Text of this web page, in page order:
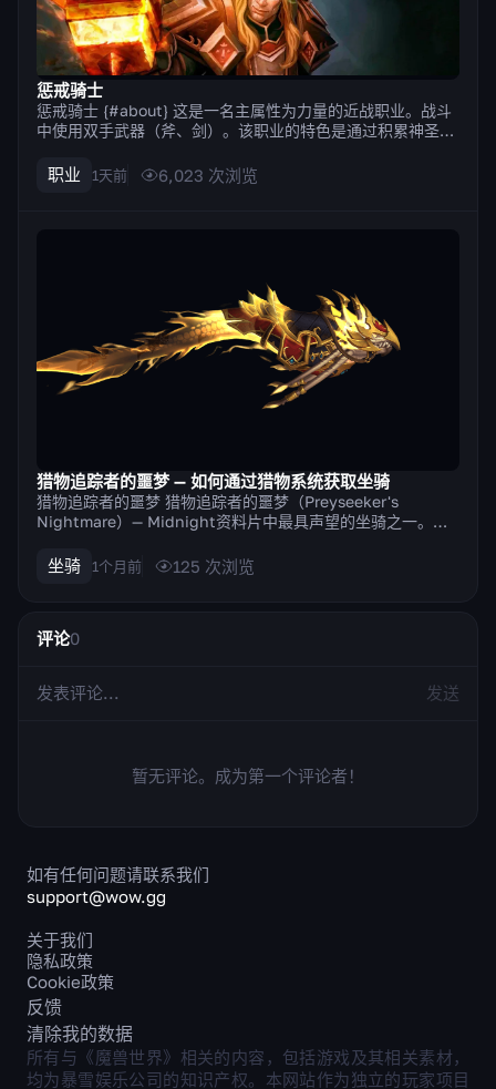
惩戒骑士
惩戒骑士 {#about} 这是一名主属性为力量的近战职业。战斗
中使用双手武器（斧、剑）。该职业的特色是通过积累神圣能
神圣能量来造成最高伤害。 优缺点 {#pros-cons} Strengths
拥有大量既能保护自身也能保护团队的防御技能，例如...
职业 1天前 6,023 次浏览
猎物追踪者的噩梦 — 如何通过猎物系统获取坐骑
猎物追踪者的噩梦 猎物追踪者的噩梦（Preyseeker's
Nightmare）— Midnight资料片中最具声望的坐骑之一。这
标的玩家。获得成就猎物：噩梦模式 III时自动发放。 金色法
力之蛇是一种罕见的变异体，阿斯塔洛进行了专门实验以增...
坐骑 1个月前 125 次浏览
评论0
发送
暂无评论。成为第一个评论者！
如有任何问题请联系我们
support@wow.gg
关于我们
隐私政策
Cookie政策
反馈
清除我的数据
所有与《魔兽世界》相关的内容，包括游戏及其相关素材，
均为暴雪娱乐公司的知识产权。本网站作为独立的玩家项目